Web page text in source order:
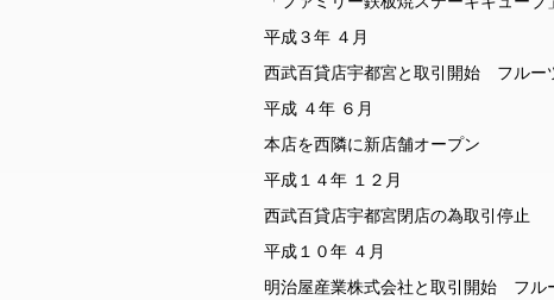
平成３年 ４月
西武百貸店宇都宮と取引開始 フルー
平成 ４年 ６月
本店を西隣に新店舗オープン
平成１４年 １２月
西武百貸店宇都宮閉店の為取引停止
平成１０年 ４月
明治屋産業株式会社と取引開始 フル